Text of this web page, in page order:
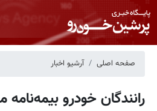
صفحه اصلی آرشیو اخبار
رانندگان خودرو بیمه‌نامه